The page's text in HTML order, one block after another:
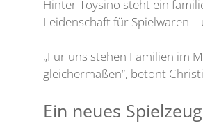
Hinter Toysino steht ein
Leidenschaft für Spielwaren
„Für uns stehen Familien im
gleichermaßen“, betont
Ein neues